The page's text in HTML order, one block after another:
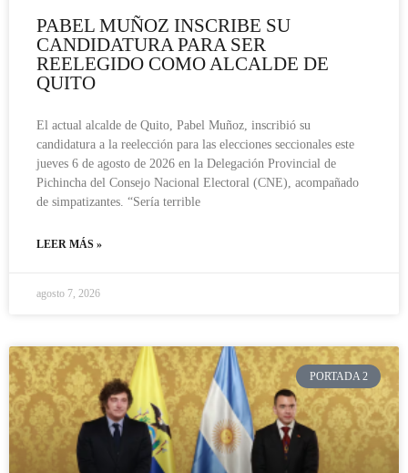
PABEL MUÑOZ INSCRIBE SU
CANDIDATURA PARA SER
REELEGIDO COMO ALCALDE DE
QUITO
El actual alcalde de Quito, Pabel Muñoz, inscribió su
candidatura a la reelección para las elecciones seccionales este
jueves 6 de agosto de 2026 en la Delegación Provincial de
Pichincha del Consejo Nacional Electoral (CNE), acompañado
de simpatizantes. “Sería terrible
LEER MÁS »
agosto 7, 2026
PORTADA 2